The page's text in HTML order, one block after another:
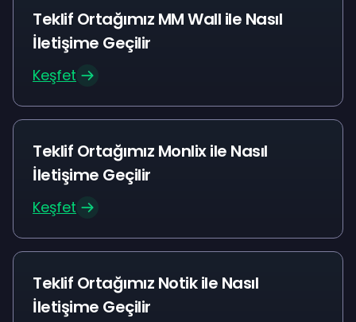
Teklif Ortağımız MM Wall ile Nasıl
İletişime Geçilir
Keşfet
Teklif Ortağımız Monlix ile Nasıl
İletişime Geçilir
Keşfet
Teklif Ortağımız Notik ile Nasıl
İletişime Geçilir